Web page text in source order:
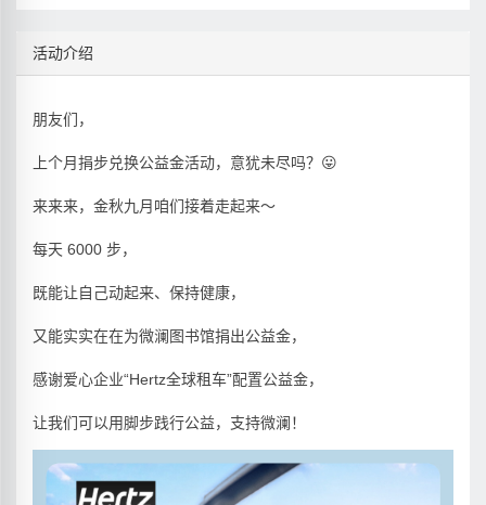
活动介绍
朋友们，
上个月捐步兑换公益金活动，意犹未尽吗？ 😛
来来来，金秋九月咱们接着走起来～
每天 6000 步，
既能让自己动起来、保持健康，
又能实实在在为微澜图书馆捐出公益金，
感谢爱心企业“Hertz全球租车”配置公益金，
让我们可以用脚步践行公益，支持微澜！